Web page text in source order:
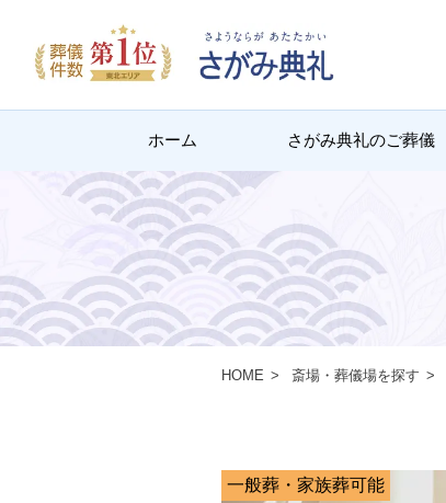
ホーム さがみ典礼のご葬儀
HOME 斎場・葬儀場を探す
一般葬・家族葬可能